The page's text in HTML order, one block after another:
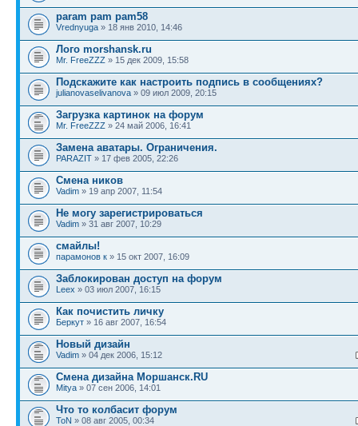
param pam pam58
Vrednyuga » 18 янв 2010, 14:46
Лого morshansk.ru
Mr. FreeZZZ » 15 дек 2009, 15:58
Подскажите как настроить подпись в сообщениях?
julianovaselivanova » 09 июл 2009, 20:15
Загрузка картинок на форум
Mr. FreeZZZ » 24 май 2006, 16:41
Замена аватары. Ограничения.
PARAZIT » 17 фев 2005, 22:26
Смена ников
Vadim » 19 апр 2007, 11:54
Не могу зарегистрироваться
Vadim » 31 авг 2007, 10:29
смайлы!
парамонов к » 15 окт 2007, 16:09
Заблокирован доступ на форум
Leex » 03 июл 2007, 16:15
Как почистить личку
Беркут » 16 авг 2007, 16:54
Новый дизайн
Vadim » 04 дек 2006, 15:12
Смена дизайна Моршанск.RU
Mitya » 07 сен 2006, 14:01
Что то колбасит форум
ToN » 08 авг 2005, 00:34